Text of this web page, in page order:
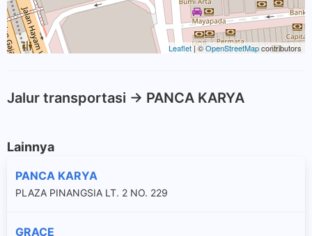
Leaflet| ©OpenStreetMapcontributors
Jalur transportasi -> PANCA KARYA
Lainnya
PANCA KARYA
PLAZA PINANGSIA LT. 2 NO. 229
GRACE